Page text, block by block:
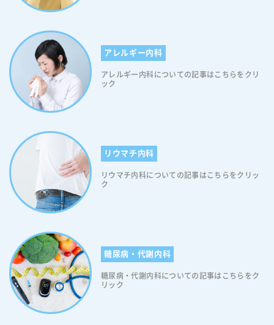
感染している可能性も考えられます。したがって、少しでも体調に異変
てください。 オミクロン株の初期症状については海外でも同じ報告が
されております オミクロン株の初期症状については海外でも同様の報告
がされております。例えば、オミクロン株の感染拡大が続いているノル
ウェーでは、11月下旬のパーティーに参加した117人のうち81人がオミ
クロン株に感染しました。81人の症状は以下の通りです。 オミクロン
株の症状 頻度 症状の持続期間 咳
83％ 4日 鼻水・鼻詰まり 78％ 4日 だるさ
2％ 3日 頭痛 68％ 2日 筋肉痛
58％ 2.5日 発熱 54％
2日 くしゃみ 43％ 3日 嗅覚異常
12％ 2日 食欲低下 33％ 3日 呼吸
苦 12％ 2日 味覚異常
23％ 2.5日 腹痛 6％ 2日 上記の症状の
うちいずれか 99％ 6日 国内で報告されている初期症状と同じ
す。なお、オミクロン株の平均潜伏期間は約3日であったと報告されて
います。新型コロナウイルスでは感染してから発症するまでの期間（潜
伏期間）は約5日とされておりました。ですので、オミクロン株では従
来の新型コロナウイルスよりも短くなっている可能性が考えられます。
（あくまで可能性です。オミクロン株はまだ未解明な部分がたくさんあ
ります）ノルウェーの感染状況やオミクロン株の症状については「Euro
surveillance」に詳しい記載がございますので、ご覧ください。 オミ
アレルギー内科
アレルギー内科についての記事はこちらをクリ
ック
リウマチ内科
リウマチ内科についての記事はこちらをクリッ
ク
糖尿病・代謝内科
糖尿病・代謝内科についての記事はこちらをク
リック